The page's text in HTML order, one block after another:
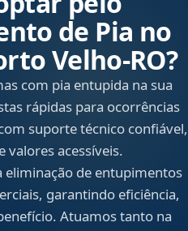
de Pia no
Velho‑RO?
com pia entupida na sua
rápidas para ocorrências
suporte técnico confiável,
valores acessíveis.
eliminação de entupimentos
garantindo eficiência,
Atuamos tanto na